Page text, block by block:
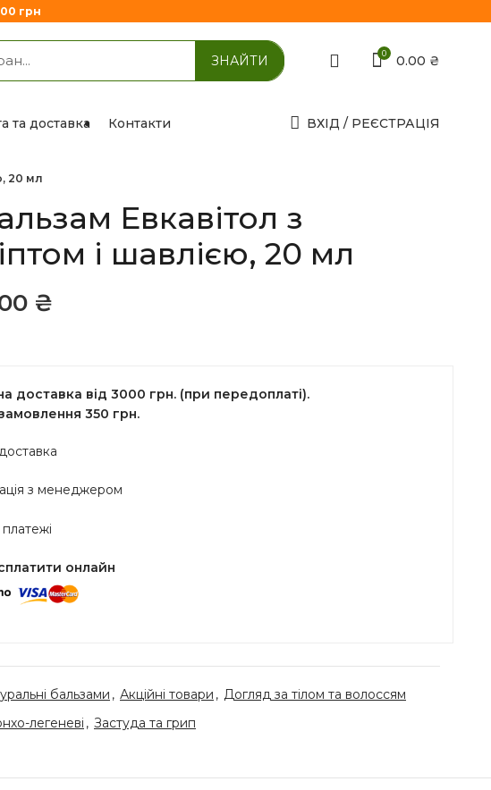
0 0.00 ₴
та доставка Контакти ВХІД / РЕЄСТРАЦІЯ
20 мл
Евкавітол з
і шавлією, 20 мл
₴
доставка від 3000 грн. (при передоплаті).
350 грн.
з менеджером
онлайн
бальзами , Акційні товари , Догляд за тілом та волоссям
легеневі , Застуда та грип
грн